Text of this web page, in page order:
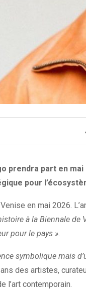
prendra part en
pour
en mai 2026.
à la Biennale de
pour le pays ».
symbolique mais
des artistes,
l’art contemporain.